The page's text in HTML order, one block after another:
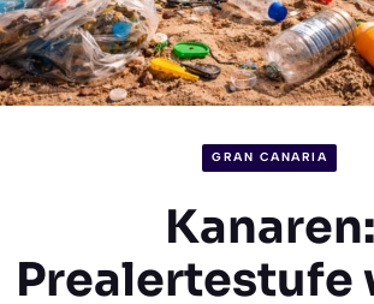
GRAN CANARIA
Kanaren:
Prealertestufe